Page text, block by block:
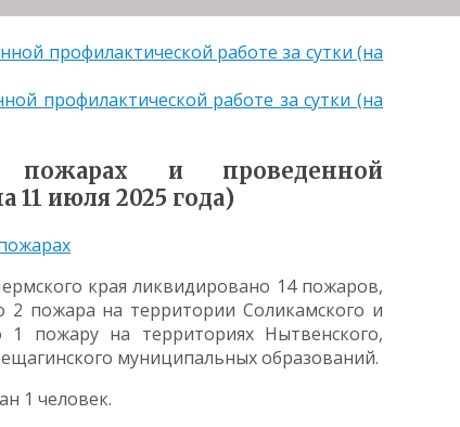
профилактической работе за сутки (на
профилактической работе за сутки (на
и проведенной
11 июля 2025 года)
края ликвидировано 14 пожаров,
пожара на территории Соликамского и
1 пожару на территориях Нытвенского,
муниципальных образований.
1 человек.